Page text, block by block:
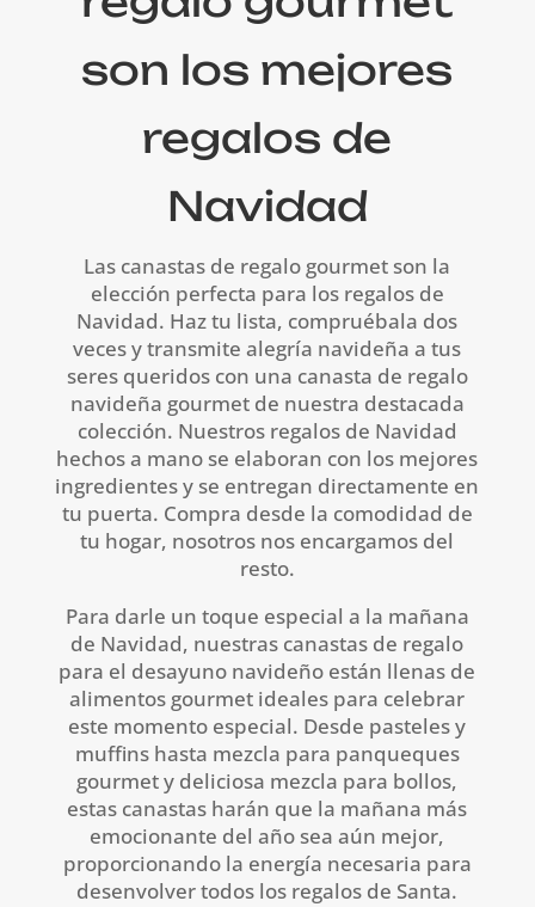
son los mejores
regalos de
Navidad
Las canastas de regalo gourmet son la
elección perfecta para los regalos de
Navidad. Haz tu lista, compruébala dos
veces y transmite alegría navideña a tus
seres queridos con una canasta de regalo
navideña gourmet de nuestra destacada
colección. Nuestros regalos de Navidad
hechos a mano se elaboran con los mejores
ingredientes y se entregan directamente en
tu puerta. Compra desde la comodidad de
tu hogar, nosotros nos encargamos del
resto.
Para darle un toque especial a la mañana
de Navidad, nuestras canastas de regalo
para el desayuno navideño están llenas de
alimentos gourmet ideales para celebrar
este momento especial. Desde pasteles y
muffins hasta mezcla para panqueques
gourmet y deliciosa mezcla para bollos,
estas canastas harán que la mañana más
emocionante del año sea aún mejor,
proporcionando la energía necesaria para
desenvolver todos los regalos de Santa.